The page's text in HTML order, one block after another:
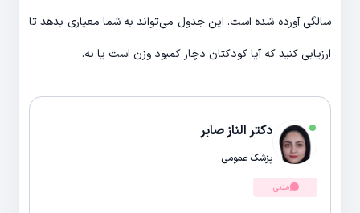
سالگی آورده شده است. این جدول می‌تواند به شما معیاری بدهد تا
ارزیابی کنید که آیا کودکتان دچار کمبود وزن است یا نه.
دکتر الناز صابر
پزشک عمومی
متنی